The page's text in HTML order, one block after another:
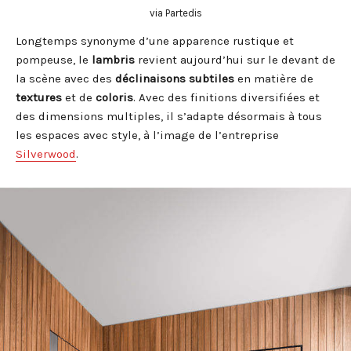
via Partedis
Longtemps synonyme d’une apparence rustique et
pompeuse, le lambris revient aujourd’hui sur le devant de
la scène avec des déclinaisons subtiles en matière de
textures et de coloris. Avec des finitions diversifiées et
des dimensions multiples, il s’adapte désormais à tous
les espaces avec style, à l’image de l’entreprise
Silverwood.